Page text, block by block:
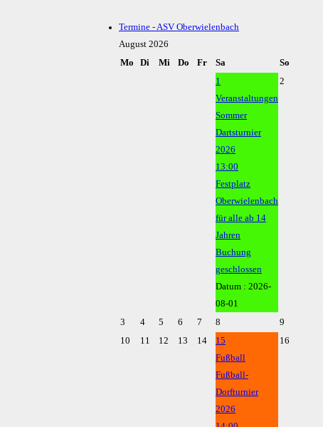
Termine - ASV Oberwielenbach
August 2026
Mo
Di Mi Do Fr Sa
So
1
Veranstaltungen
Sommer
Dartsturnier
2026
13:00
Festplatz
Oberwielenbach
für alle ab 14
Jahren
Buchung
geschlossen
Datum : 2026-
08-01
2
3 4 5 6 7 8
9
10
11 12 13 14
15
Fußball
Fußball-
Dorfturnier
2026
16